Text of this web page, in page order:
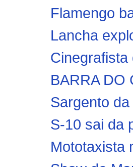
Flamengo
Lancha
Cinegrafista
BARRA DO
Sargento
S-10 sai da
Mototaxista